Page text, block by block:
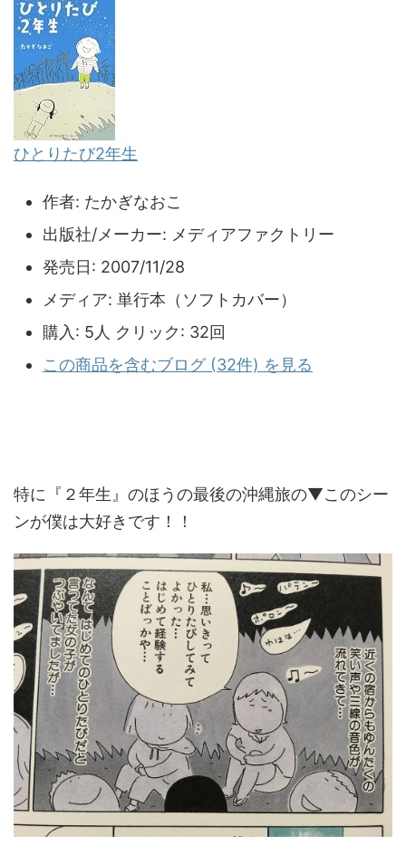
ひとりたび2年生
作者: たかぎなおこ
出版社/メーカー: メディアファクトリー
発売日: 2007/11/28
メディア: 単行本（ソフトカバー）
購入 : 5人 クリック: 32回
この商品を含むブログ (32件) を見る
特に『２年生』のほうの最後の沖縄旅の▼このシー
ンが僕は大好きです！！